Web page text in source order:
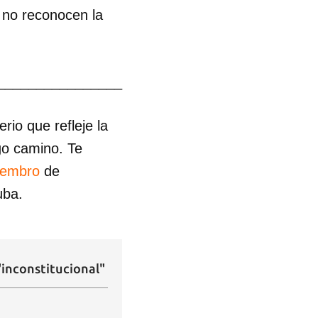
reconocen la
que refleje la
camino. Te
de